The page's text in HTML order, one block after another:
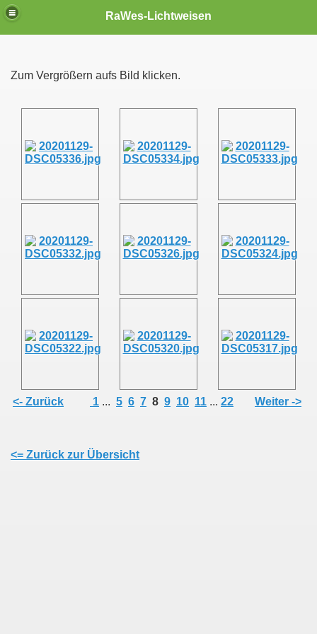
RaWes-Lichtweisen
Zum Vergrößern aufs Bild klicken.
<- Zurück 1 ... 5 6 7 8 9 10 11 ... 22 Weiter ->
<= Zurück zur Übersicht